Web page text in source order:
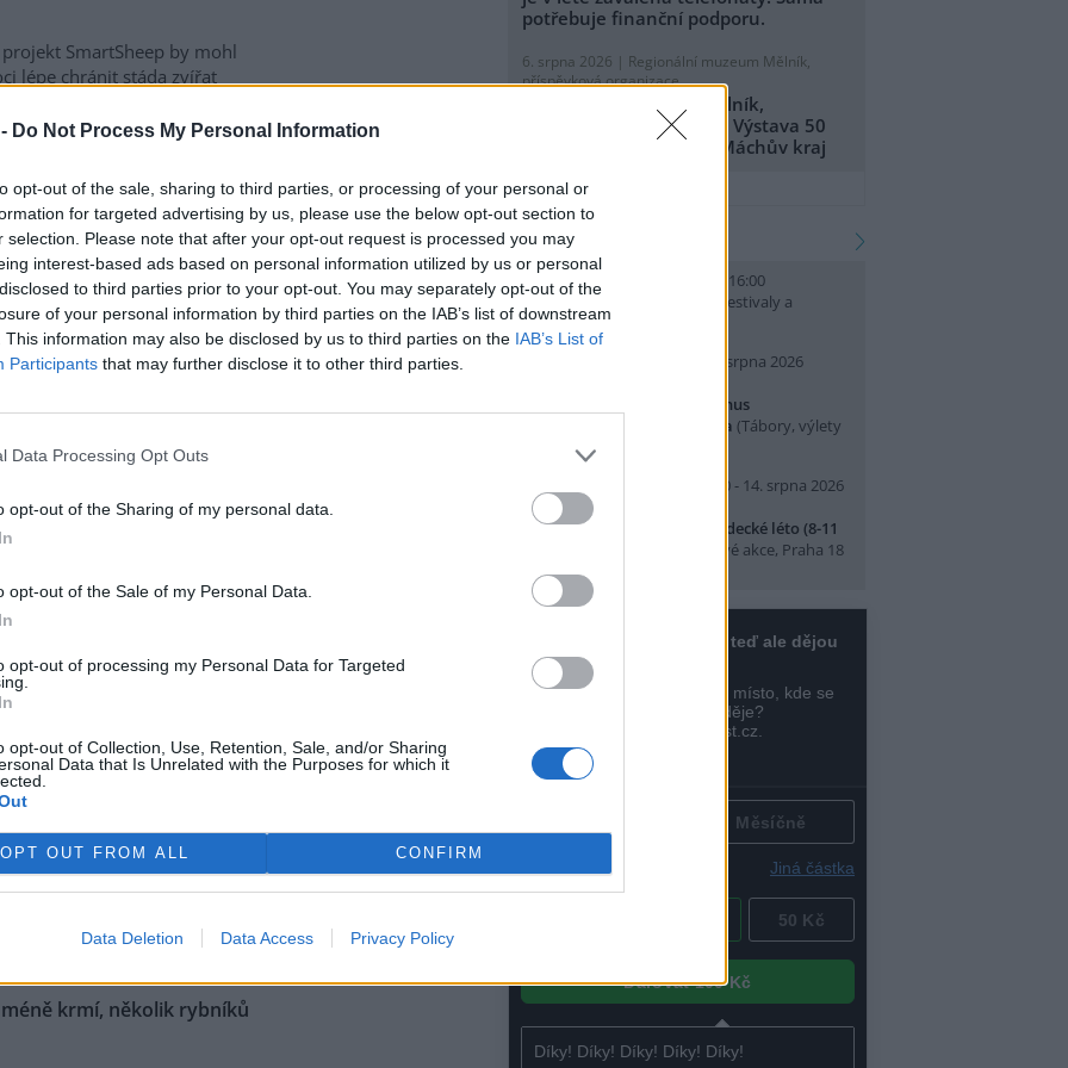
Do Not Process My Personal Information
opt-out of the sale, sharing to third parties, or processing of your personal or
for targeted advertising by us, please use the below opt-out section to
selection. Please note that after your opt-out request is processed you may
interest-based ads based on personal information utilized by us or personal
to third parties prior to your opt-out. You may separately opt-out of the
of your personal information by third parties on the IAB’s list of downstream
This information may also be disclosed by us to third parties on the IAB’s List of
Participants that may further disclose it to other third parties.
Data Processing Opt Outs
opt-out of the Sharing of my personal data.
opt-out of the Sale of my Personal Data.
opt-out of processing my Personal Data for Targeted
opt-out of Collection, Use, Retention, Sale, and/or Sharing
Data that Is Unrelated with the Purposes for which it
OPT OUT FROM ALL CONFIRM
Data Deletion Data Access Privacy Policy
SmartSheep by mohl
lépe chránit stáda zvířat
spolehlivá data o tom,
Výzkum kombinuje
fotopastí, telemetrická data,
genetické analýzy.
účinnost
Fakulta tropického
v Praze.
zařízení je nyní 50
v horkých dnech ochladit u
vodovodů a kanalizací
Od května společnost jejich
rozprašováním vody
vlhkost a omezují
Mrázek.
na Litoměřicku
likvidovat jedovaté
kaly ze Šumperska v
skládky Lukavec na
budou úředníci
podle zákona o vlivu na
ze zveřejněného rozhodnutí
proti záměru mají ústečtí
krmí, několik rybníků
potřebuje finanční podporu.
6. srpna 2026 | Regionální muzeum Mělník,
příspěvková organizace
Regionální muzeum Mělník,
příspěvková organizace: Výstava 50
let CHKO Kokořínsko - Máchův kraj
přidat tiskovou zprávu
kalendář akcí
9. srpna 2026 (neděle) 10:00 - 16:00
(Festivaly a
slavnosti, Praha 7 )
10. srpna 2026 (pondělí) - 14. srpna 2026
Hrajeme si v Pralese - 2. turnus
příměstského letního tábora (Tábory, výlety
a pobytové akce, Praha 19 )
10. srpna 2026 (pondělí) 07:30 - 14. srpna 2026
(pátek) 16:30
Příměstský tábor Přírodovědecké léto (8-11
(Tábory, výlety a pobytové akce, Praha 18